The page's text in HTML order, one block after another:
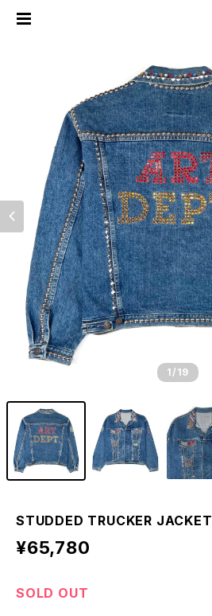
1 /19
STUDDED TRUCKER JACKET
¥65,780
SOLD OUT